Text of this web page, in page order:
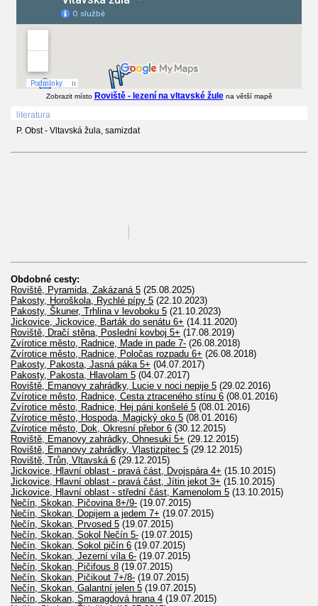
Zobrazit místo Roviště - lezení na vltavské žulena větší mapě
literatura
P. Obst - Vltavská žula, samizdat
Obdobné cesty:
Roviště, Pyramida, Zakázaná 5 (25.08.2025)
Pakosty, Horoškola, Rychlé pípy 5 (22.10.2023)
Pakosty, Škuner, Trhlina v levoboku 5 (21.10.2023)
Jickovice, Jickovice, Barták do senátu 6+ (14.11.2020)
Roviště, Dračí stěna, Poslední kovboj 5+ (17.08.2019)
Zvírotice město, Radnice, Made in pade 7- (26.08.2018)
Zvírotice město, Radnice, Poločas rozpadu 6+ (26.08.2018)
Pakosty, Pakosta, Jasná páka 5+ (04.07.2017)
Pakosty, Pakosta, Hlavolam 5 (04.07.2017)
Roviště, Emanovy zahrádky, Lucie v noci nepije 5 (29.02.2016)
Zvírotice město, Radnice, Cesta ztraceného stínu 6 (08.01.2016)
Zvírotice město, Radnice, Hej páni konšelé 5 (08.01.2016)
Zvírotice město, Hospoda, Magický oko 5 (08.01.2016)
Zvírotice město, Dok, Okresní přebor 6 (30.12.2015)
Roviště, Emanovy zahrádky, Ohnesuki 5+ (29.12.2015)
Roviště, Emanovy zahrádky, Vlastizpitec 5 (29.12.2015)
Roviště, Trůn, Vltavská 6 (29.12.2015)
Jickovice, Hlavní oblast - pravá část, Dvojspára 4+ (15.10.2015)
Jickovice, Hlavní oblast - pravá část, Jítin jekot 3+ (15.10.2015)
Jickovice, Hlavní oblast - střední část, Kamenolom 5 (13.10.2015)
Nečín, Skokan, Pičovina 8+/9- (19.07.2015)
Nečín, Skokan, Dopijem a jedem 7+ (19.07.2015)
Nečín, Skokan, Prvosed 5 (19.07.2015)
Nečín, Skokan, Sokol Nečín 5- (19.07.2015)
Nečín, Skokan, Sokol pičín 6 (19.07.2015)
Nečín, Skokan, Jezerní víla 6- (19.07.2015)
Nečín, Skokan, Pičifous 8 (19.07.2015)
Nečín, Skokan, Pičikout 7+/8- (19.07.2015)
Nečín, Skokan, Galantní jelen 5 (19.07.2015)
Nečín, Skokan, Smaragdová hrana 4 (19.07.2015)